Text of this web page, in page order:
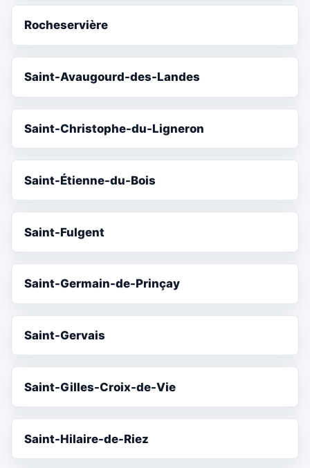
Rocheservière
Saint-Avaugourd-des-Landes
Saint-Christophe-du-Ligneron
Saint-Étienne-du-Bois
Saint-Fulgent
Saint-Germain-de-Prinçay
Saint-Gervais
Saint-Gilles-Croix-de-Vie
Saint-Hilaire-de-Riez